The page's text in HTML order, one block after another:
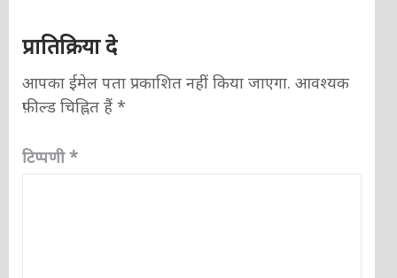
प्रातिक्रिया दे
आपका ईमेल पता प्रकाशित नहीं किया जाएगा. आवश्यक
फ़ील्ड चिह्नित हैं *
टिप्पणी *